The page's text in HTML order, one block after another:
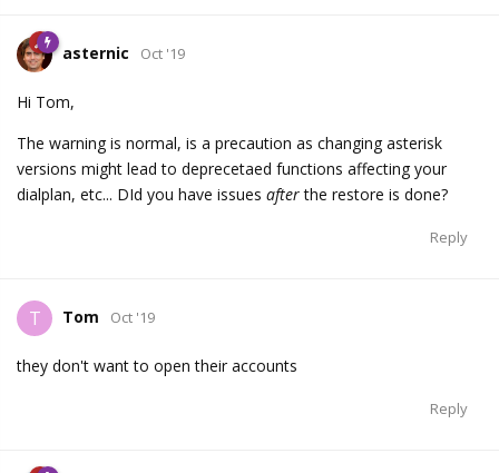
asternic Oct '19
Hi Tom,
The warning is normal, is a precaution as changing asterisk
versions might lead to deprecetaed functions affecting your
dialplan, etc... DId you have issues afterthe restore is done?
Reply
T Tom Oct '19
they don't want to open their accounts
Reply